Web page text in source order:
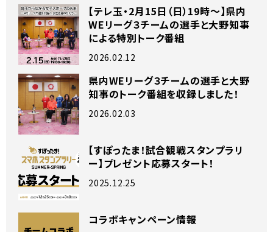
【テレ玉・2月15日（日）19時～】県内
WEリーグ３チームの選手と大野知事
による特別トーク番組
2026.02.12
県内WEリーグ３チームの選手と大野
知事のトーク番組を収録しました！
2026.02.03
【すぽったま！試合観戦スタンプラリ
ー】プレゼント応募スタート！
2025.12.25
コラボキャンペーン情報